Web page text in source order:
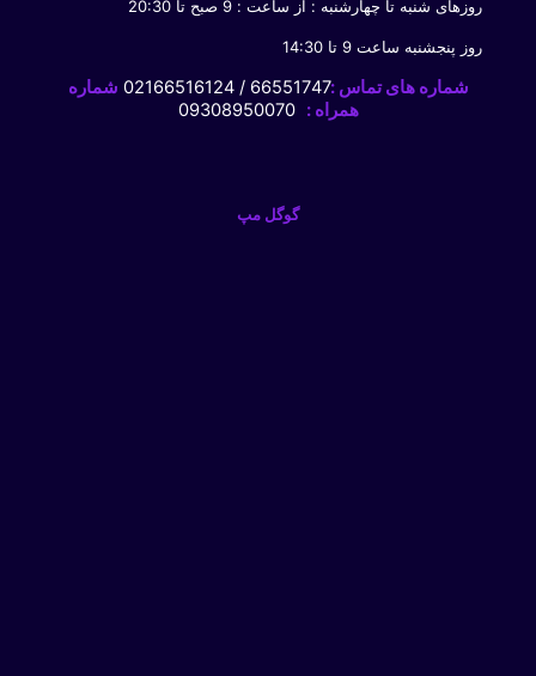
روزهای شنبه تا چهارشنبه : از ساعت : 9 صبح تا 20:30
روز پنجشنبه ساعت 9 تا 14:30
شماره های تماس :66551747 / 02166516124
شماره
همراه : 09308950070
گوگل مپ